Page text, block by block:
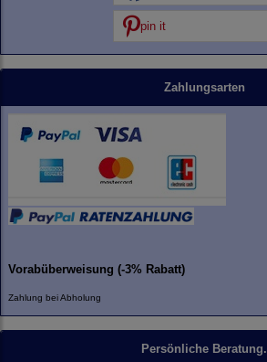
pin it
Zahlungsarten
Vorabüberweisung (-3% Rabatt)
Zahlung bei Abholung
Persönliche Beratung.